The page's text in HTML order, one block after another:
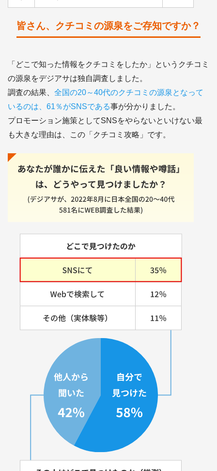
皆さん、クチコミの源泉をご存知ですか？
「どこで知った情報をクチコミをしたか」というクチコミ
の源泉をデジアサは独自調査しました。
調査の結果、 全国の20～40代のクチコミの源泉となって
いるのは、61％がSNSである事が分かりました。
プロモーション施策としてSNSをやらないといけない最
も大きな理由は、この「クチコミ攻略」です。